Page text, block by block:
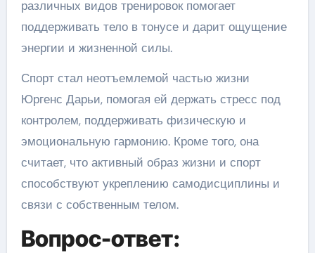
различных видов тренировок помогает
поддерживать тело в тонусе и дарит ощущение
энергии и жизненной силы.
Спорт стал неотъемлемой частью жизни
Юргенс Дарьи, помогая ей держать стресс под
контролем, поддерживать физическую и
эмоциональную гармонию. Кроме того, она
считает, что активный образ жизни и спорт
способствуют укреплению самодисциплины и
связи с собственным телом.
Вопрос-ответ: